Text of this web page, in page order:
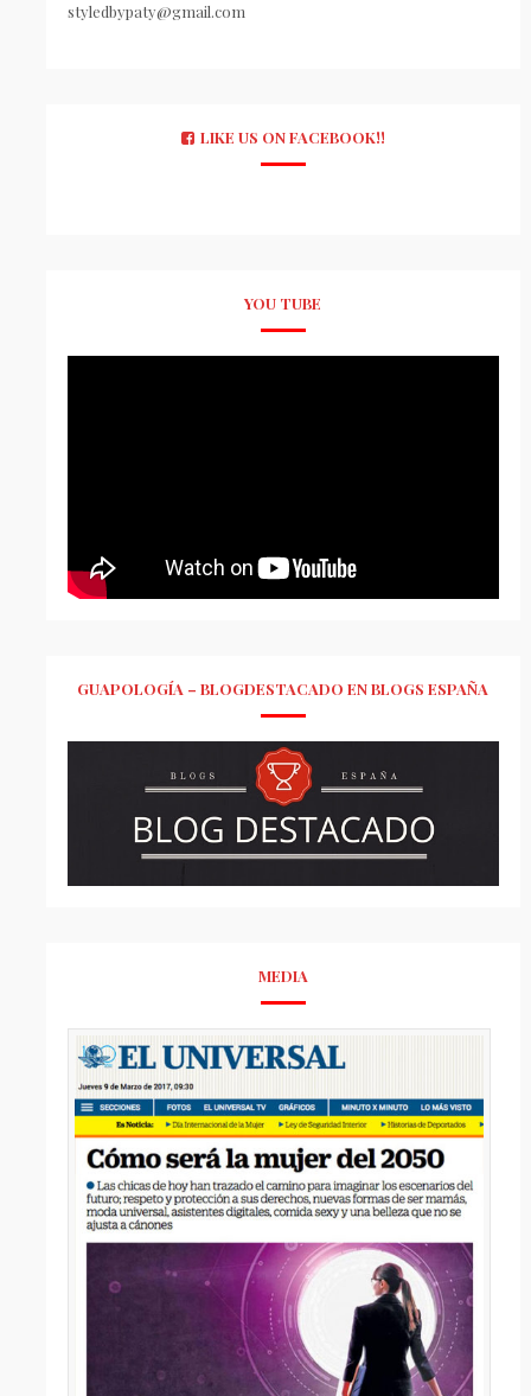
styledbypaty@gmail.com
LIKE US ON FACEBOOK!!
YOU TUBE
GUAPOLOGÍA – BLOGDESTACADO EN BLOGS ESPAÑA
MEDIA